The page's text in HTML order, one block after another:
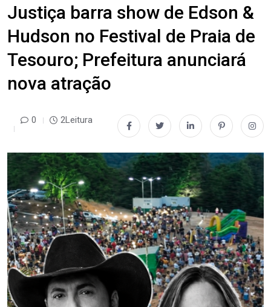
Justiça barra show de Edson &
Hudson no Festival de Praia de
Tesouro; Prefeitura anunciará
nova atração
0 2Leitura